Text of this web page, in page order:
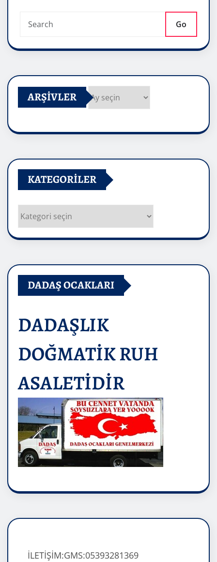
Go
ARŞIVLER
KATEGORILER
Kategoriler
DADAŞ OCAKLARI
DADAŞLIK
DOĞMATİK RUH
ASALETİDİR
İLETİŞİM:GMS:05393281369